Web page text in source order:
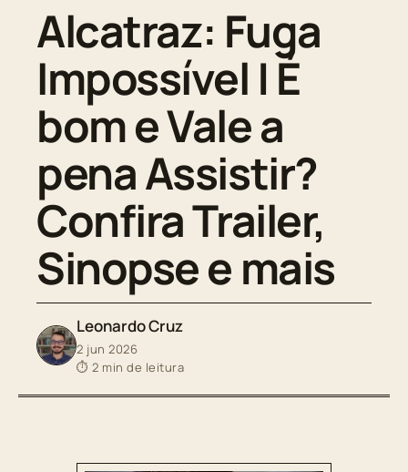
Alcatraz: Fuga
Impossível | É
bom e Vale a
pena Assistir?
Confira Trailer,
Sinopse e mais
Leonardo Cruz
2 jun 2026
⏱ 2 min de leitura